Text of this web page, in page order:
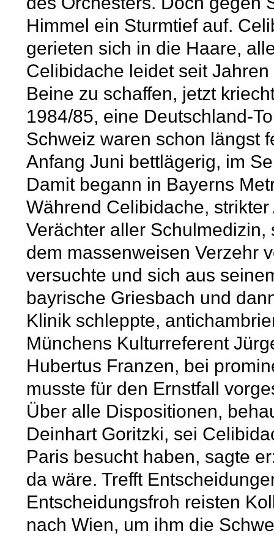
Himmel ein Sturmtief auf.
gerieten sich in die Haare,
Celibidache leidet seit
Beine zu schaffen, jetzt
1984/85, eine Deutschland-
Schweiz waren schon längst
Anfang Juni bettlägerig, im
Damit begann in Bayerns
Während Celibidache,
Verächter aller
dem massenweisen Verzehr
versuchte und sich aus
bayrische Griesbach und
Klinik schleppte,
Münchens Kulturreferent
Hubertus Franzen, bei
musste für den Ernstfall
Über alle Dispositionen,
Deinhart Goritzki, sei
Paris besucht haben, sagte
da wäre. Trefft
Entscheidungsfroh reisten
nach Wien, um ihm die